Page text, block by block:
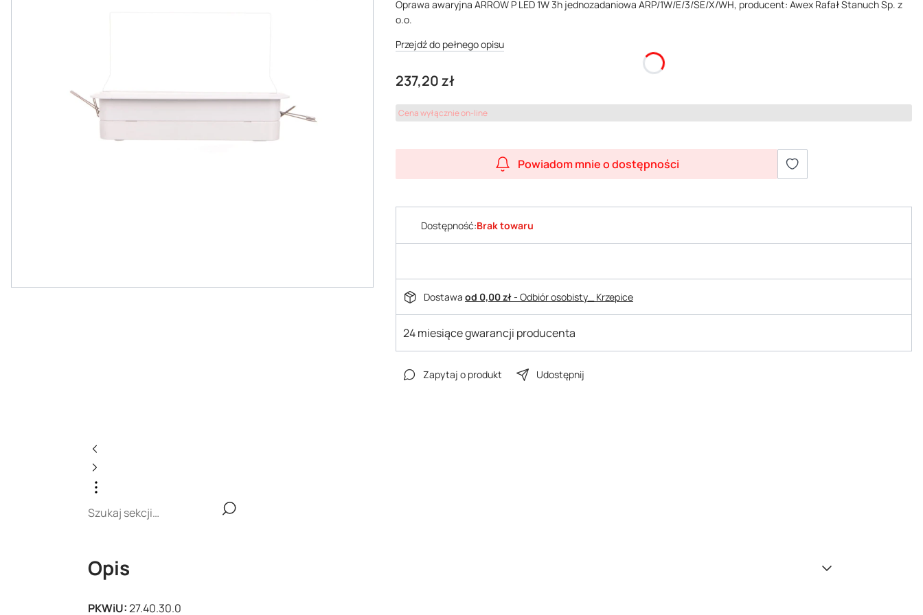
Oprawa awaryjna ARROW P LED 1W 3h jednozadaniowa ARP/1W/E/3/SE/X/WH, producent: Awex Rafał Stanuch Sp. z
o.o.
Przejdź do pełnego opisu
Cena
237,20 zł
Cena wyłącznie on-line
Powiadom mnie o dostępności
Dostępność:Brak towaru
Dostawa od 0,00 zł- Odbiór osobisty_ Krzepice
24 miesiące gwarancji producenta
Zapytaj o produkt Udostępnij
Opis
PKWiU:27.40.30.0